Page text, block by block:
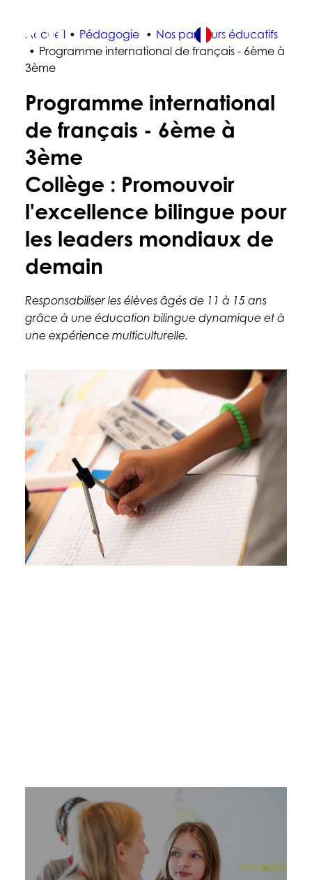
À PROPOS DE NOUS
PÉDAGOGIE
LA VIE À L'ÉCOLE
ADMISSIONS
FR
Accueil Pédagogie
Nos parcours éducatifs
Programme international de français - 6ème à
3ème
Programme international
de français - 6ème à
3ème
Collège : Promouvoir
l'excellence bilingue pour
les leaders mondiaux de
demain
Responsabiliser les élèves âgés de 11 à 15 ans
grâce à une éducation bilingue dynamique et à
une expérience multiculturelle.